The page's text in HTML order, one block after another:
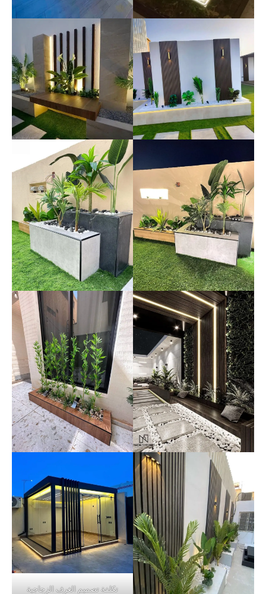
تكلفة تصميم الغرف الزجاجية